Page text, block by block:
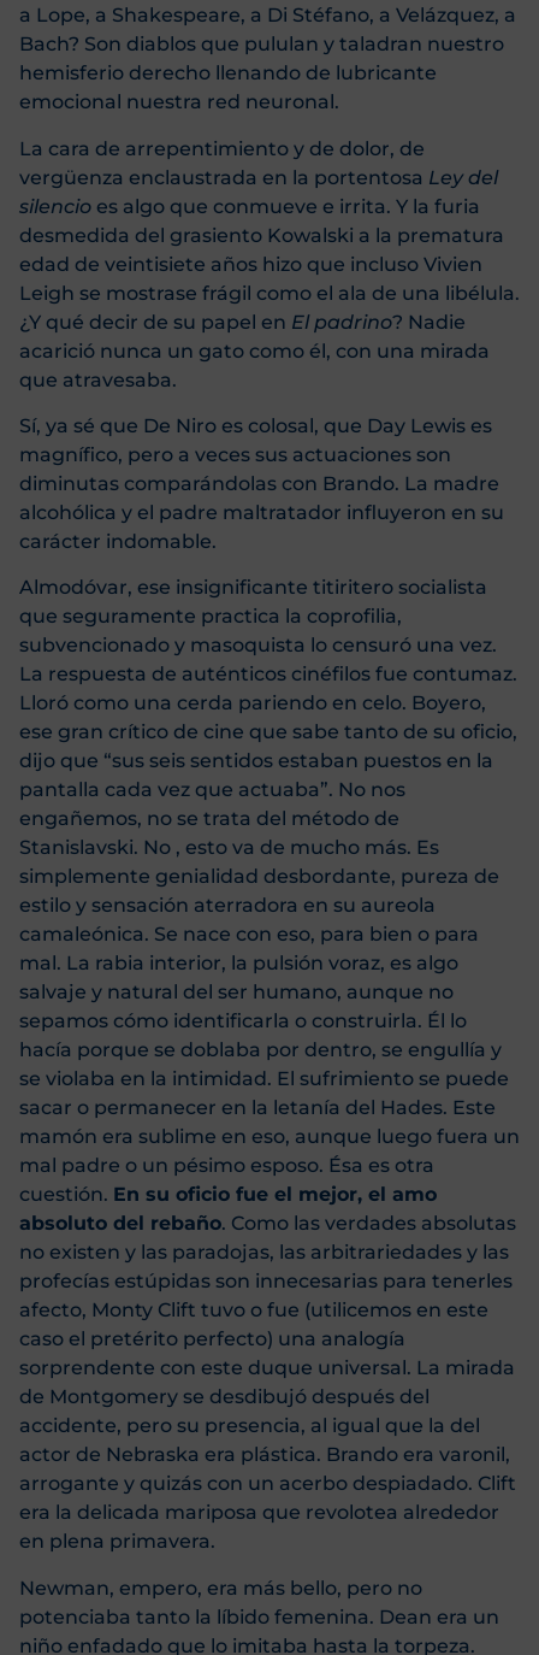
a Lope, a Shakespeare, a Di Stéfano, a Velázquez, a
Bach? Son diablos que pululan y taladran nuestro
hemisferio derecho llenando de lubricante
emocional nuestra red neuronal.
La cara de arrepentimiento y de dolor, de
vergüenza enclaustrada en la portentosa Ley del
silencio es algo que conmueve e irrita. Y la furia
desmedida del grasiento Kowalski a la prematura
edad de veintisiete años hizo que incluso Vivien
Leigh se mostrase frágil como el ala de una libélula.
¿Y qué decir de su papel en El padrino? Nadie
acarició nunca un gato como él, con una mirada
que atravesaba.
Sí, ya sé que De Niro es colosal, que Day Lewis es
magnífico, pero a veces sus actuaciones son
diminutas comparándolas con Brando. La madre
alcohólica y el padre maltratador influyeron en su
carácter indomable.
Almodóvar, ese insignificante titiritero socialista
que seguramente practica la coprofilia,
subvencionado y masoquista lo censuró una vez.
La respuesta de auténticos cinéfilos fue contumaz.
Lloró como una cerda pariendo en celo. Boyero,
ese gran crítico de cine que sabe tanto de su oficio,
dijo que “sus seis sentidos estaban puestos en la
pantalla cada vez que actuaba”. No nos
engañemos, no se trata del método de
Stanislavski. No , esto va de mucho más. Es
simplemente genialidad desbordante, pureza de
estilo y sensación aterradora en su aureola
camaleónica. Se nace con eso, para bien o para
mal. La rabia interior, la pulsión voraz, es algo
salvaje y natural del ser humano, aunque no
sepamos cómo identificarla o construirla. Él lo
hacía porque se doblaba por dentro, se engullía y
se violaba en la intimidad. El sufrimiento se puede
sacar o permanecer en la letanía del Hades. Este
mamón era sublime en eso, aunque luego fuera un
mal padre o un pésimo esposo. Ésa es otra
cuestión. En su oficio fue el mejor, el amo
absoluto del rebaño. Como las verdades absolutas
no existen y las paradojas, las arbitrariedades y las
profecías estúpidas son innecesarias para tenerles
afecto, Monty Clift tuvo o fue (utilicemos en este
caso el pretérito perfecto) una analogía
sorprendente con este duque universal. La mirada
de Montgomery se desdibujó después del
accidente, pero su presencia, al igual que la del
actor de Nebraska era plástica. Brando era varonil,
arrogante y quizás con un acerbo despiadado. Clift
era la delicada mariposa que revolotea alrededor
en plena primavera.
Newman, empero, era más bello, pero no
potenciaba tanto la líbido femenina. Dean era un
niño enfadado que lo imitaba hasta la torpeza.